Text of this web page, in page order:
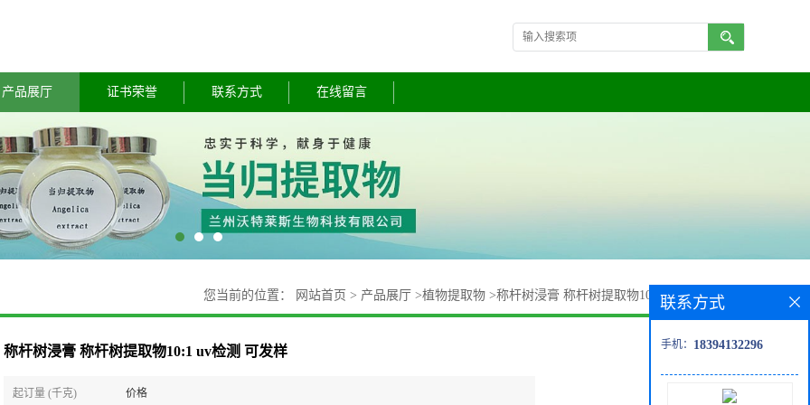
产品展厅 证书荣誉 联系方式 在线留言
您当前的位置： 网站首页 > 产品展厅 >植物提取物 >称杆树浸膏 称杆树提取物10:1 uv检测 可发样
称杆树浸膏 称杆树提取物10:1 uv检测 可发样
起订量 (千克) 价格
联系方式
手机： 18394132296